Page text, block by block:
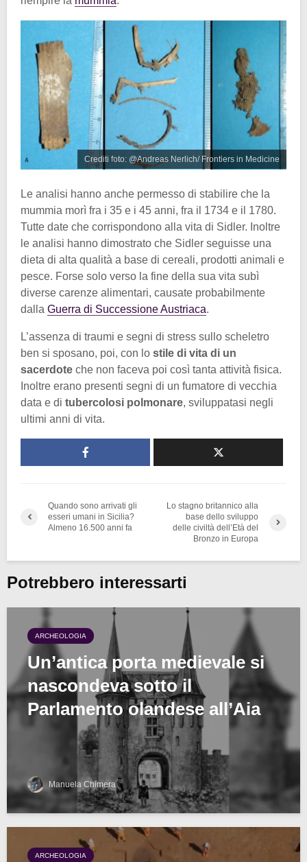
Crediti foto: @Andreas Nerlich/ Frontiers in Medicine
Le analisi hanno anche permesso di stabilire che la
mummia morì fra i 35 e i 45 anni, fra il 1734 e il 1780.
Tutte date che corrispondono alla vita di Sidler. Inoltre
le analisi hanno dimostrato che Sidler seguisse una
dieta di alta qualità a base di cereali, prodotti animali e
pesce. Forse solo verso la fine della sua vita subì
diverse carenze alimentari, causate probabilmente
dalla Guerra di Successione Austriaca.
L’assenza di traumi e segni di stress sullo scheletro
ben si sposano, poi, con lo stile di vita di un
sacerdote che non faceva poi così tanta attività fisica.
Inoltre erano presenti segni di un fumatore di vecchia
data e di tubercolosi polmonare, sviluppatasi negli
ultimi anni di vita.
Quando sono arrivati gli
esseri umani in Sicilia?
Almeno 16.500 anni fa
Lo stagno britannico alla
base dello sviluppo
delle civiltà dell’Età del
Bronzo in Europa
Potrebbero interessarti
ARCHEOLOGIA
Un’antica porta medievale si
nascondeva sotto il
Parlamento olandese all’Aia
Manuela Chimera
ARCHEOLOGIA